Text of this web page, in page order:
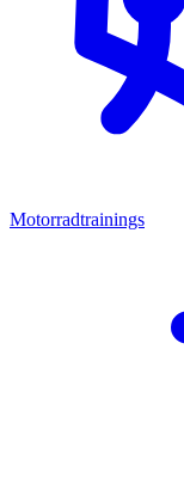
Motorradtrainings